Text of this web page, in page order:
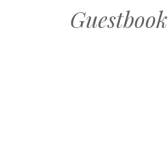
Guestbook